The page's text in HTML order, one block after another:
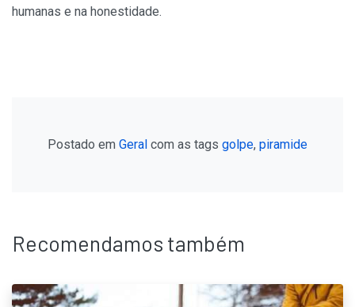
humanas e na honestidade.
Postado em Geral com as tags golpe, piramide
Recomendamos também